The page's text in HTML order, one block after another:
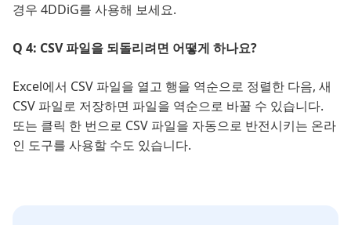
경우 4DDiG를 사용해 보세요.
Q 4: CSV 파일을 되돌리려면 어떻게 하나요?
Excel에서 CSV 파일을 열고 행을 역순으로 정렬한 다음, 새
CSV 파일로 저장하면 파일을 역순으로 바꿀 수 있습니다.
또는 클릭 한 번으로 CSV 파일을 자동으로 반전시키는 온라
인 도구를 사용할 수도 있습니다.